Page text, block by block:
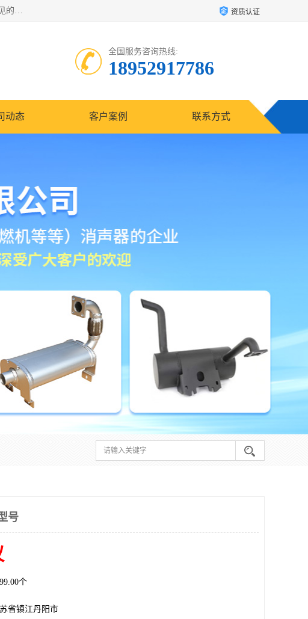
消音器主要用于降低机械设备或枪械等产生的噪声。它通过阻尼或增加排气面积来降低排气速度和功率，从而降低噪声。常见的消音器类型包括阻性消声器、抗性消声器、共振消声器以及阻抗复合式消声器等。这些消音器各有特点，适用于不同频率的噪声消除。 资质认证
全国服务咨询热线:
18952917786
动态 客户案例 联系方式
号
个
省镇江丹阳市